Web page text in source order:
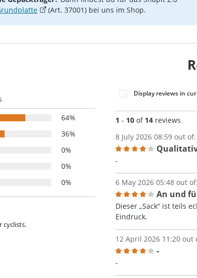
(Art. 37001) bei uns im Shop.
64%
36%
0%
0%
0%
cyclists.
Display reviews in
1 - 10 of 14 reviews
8 July 2026 08:59 out of:
-
6 May 2026 05:48 out of:
Review with rating of 4
An und
Dieser „Sack“ ist teils
Eindruck.
12 April 2026 11:20 out
-
-